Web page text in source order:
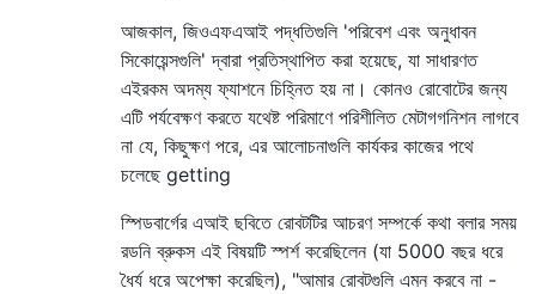
আজকাল, জিওএফএআই পদ্ধতিগুলি 'পরিবেশ এবং অনুধাবন
সিকোয়েন্সগুলি' দ্বারা প্রতিস্থাপিত করা হয়েছে, যা সাধারণত
এইরকম অদম্য ফ্যাশনে চিহ্নিত হয় না। কোনও রোবোটের জন্য
এটি পর্যবেক্ষণ করতে যথেষ্ট পরিমাণে পরিশীলিত মেটাগগনিশন লাগবে
না যে, কিছুক্ষণ পরে, এর আলোচনাগুলি কার্যকর কাজের পথে
চলেছে getting
স্পিডবার্গের এআই ছবিতে রোবটটির আচরণ সম্পর্কে কথা বলার সময়
রডনি ব্রুকস এই বিষয়টি স্পর্শ করেছিলেন (যা 5000 বছর ধরে
ধৈর্য ধরে অপেক্ষা করেছিল), "আমার রোবটগুলি এমন করবে না -